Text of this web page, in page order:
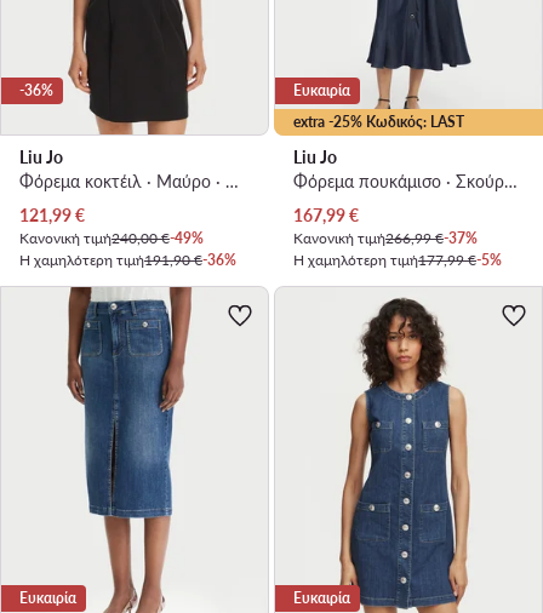
-36%
Liu Jo
Φόρεμα κοκτέιλ · Μαύρο · Mini
Τρέχουσα τιμή
121,99€
Κανονική τιμή240,00 €-49%
Η χαμηλότερη τιμή191,90 €-36%
extra -25% Κωδικός: LAST
Ευκαιρία
Liu Jo
Φόρεμα πουκάμισο · Σκούρο μπλε · Midi
Τρέχουσα τιμή
167,99€
Κανονική τιμή266,99 €-37%
Η χαμηλότερη τιμή177,99 €-5%
Ευκαιρία Ευκαιρία